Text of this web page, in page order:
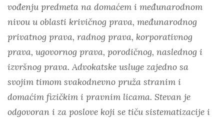
vođenju predmeta na domaćem i međunarodnom
nivou u oblasti krivičnog prava, međunarodnog
privatnog prava, radnog prava, korporativnog
prava, ugovornog prava, porodičnog, naslednog i
izvršnog prava. Advokatske usluge zajedno sa
svojim timom svakodnevno pruža stranim i
domaćim fizičkim i pravnim licama. Stevan je
odgovoran i za poslove koji se tiču sistematizacije i